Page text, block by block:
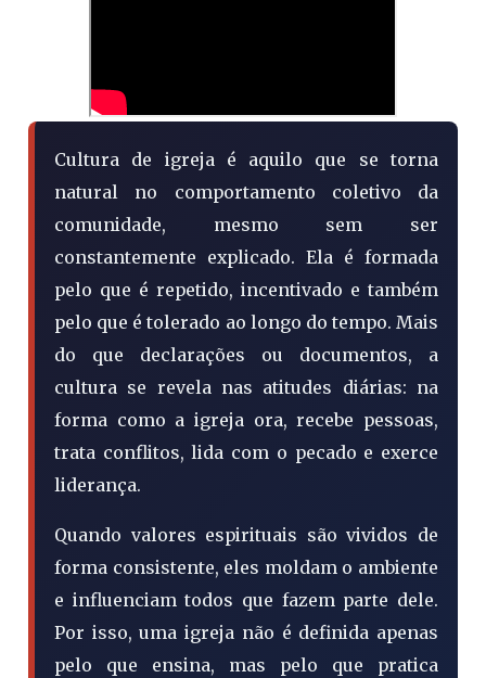
Cultura de igreja é aquilo que se torna
natural no comportamento coletivo da
comunidade, mesmo sem ser
constantemente explicado. Ela é formada
pelo que é repetido, incentivado e também
pelo que é tolerado ao longo do tempo. Mais
do que declarações ou documentos, a
cultura se revela nas atitudes diárias: na
forma como a igreja ora, recebe pessoas,
trata conflitos, lida com o pecado e exerce
liderança.
Quando valores espirituais são vividos de
forma consistente, eles moldam o ambiente
e influenciam todos que fazem parte dele.
Por isso, uma igreja não é definida apenas
pelo que ensina, mas pelo que pratica